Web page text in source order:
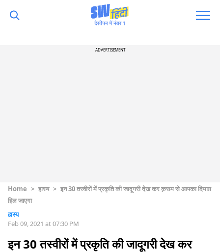
ADVERTISEMENT
Home > हास्य > इन 30 तस्वीरों में प्रकृति की जादूगरी देख कर क़सम से आपका दिमाग़
हिल जाएगा
हास्य
Feb 09, 2021 at 07:30 PM
इन 30 तस्वीरों में प्रकृति की जादूगरी देख कर